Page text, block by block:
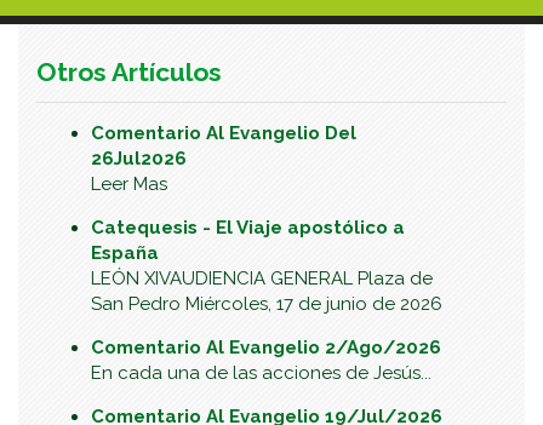
Otros Artículos
Comentario Al Evangelio Del
26Jul2026
Leer Mas
Catequesis - El Viaje apostólico a
España
LEÓN XIVAUDIENCIA GENERAL Plaza de
San Pedro Miércoles, 17 de junio de 2026
Comentario Al Evangelio 2/Ago/2026
En cada una de las acciones de Jesús...
Comentario Al Evangelio 19/Jul/2026